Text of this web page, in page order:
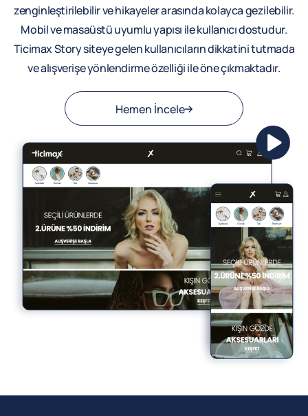
zenginleştirilebilir ve hikayeler arasında kolayca gezilebilir.
Mobil ve masaüstü uyumlu yapısı ile kullanıcı dostudur.
Ticimax Story siteye gelen kullanıcıların dikkatini tutmada
ve alışverişe yönlendirme özelliği ile öne çıkmaktadır.
Hemen İncele